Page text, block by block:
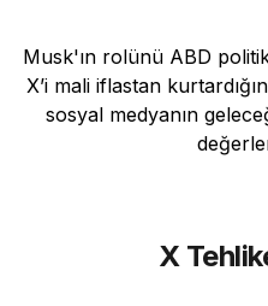
Musk'ın rolünü ABD
X’i mali iflastan
sosyal medyanın
X